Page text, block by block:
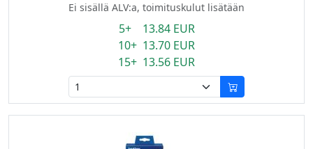
Ei sisällä ALV:a, toimituskulut lisätään
5+ 13.84 EUR
10+ 13.70 EUR
15+ 13.56 EUR